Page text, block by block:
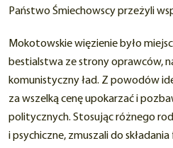
Państwo Śmiechowscy przeżyli
Mokotowskie więzienie było
bestialstwa ze strony oprawców,
komunistyczny ład. Z powodów
za wszelką cenę upokarzać i
politycznych. Stosując różnego
i psychiczne, zmuszali do